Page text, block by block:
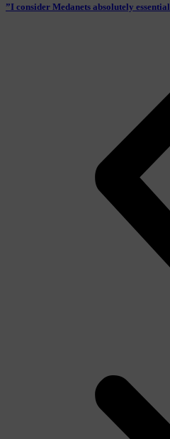
”I consider Medanets absolutely